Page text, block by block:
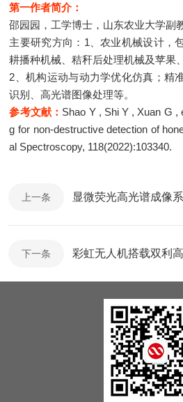
第一作者简介：
邵园园，工学博士，山东农业大学副
主要研究方向：1、农业机械设计，
耕播种机械、秸秆后处理机械及苹果
2、机构运动与动力学优化仿真；精
识别、高光谱图像处理等。
参考文献： Shao Y , Shi Y , Xuan G ,
g for non-destructive detection of
al Spectroscopy, 118(2022):103340.
上一条
下一条 彩虹无人机搭载双利